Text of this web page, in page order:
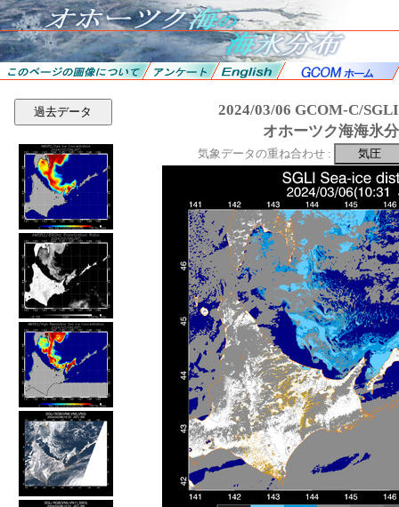
過去データ
2024/03/06 GCOM-C/
オホーツク海海氷
気象データの重ね合わせ :